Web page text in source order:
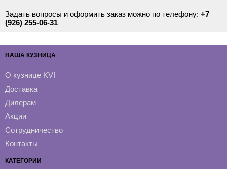
Задать вопросы и оформить заказ можно по телефону: +7
(926) 255-06-31
НАША КУЗНИЦА
О кузнице KVI
Доставка
Дилерам
Акции
Сотрудничество
Контакты
КАТЕГОРИИ